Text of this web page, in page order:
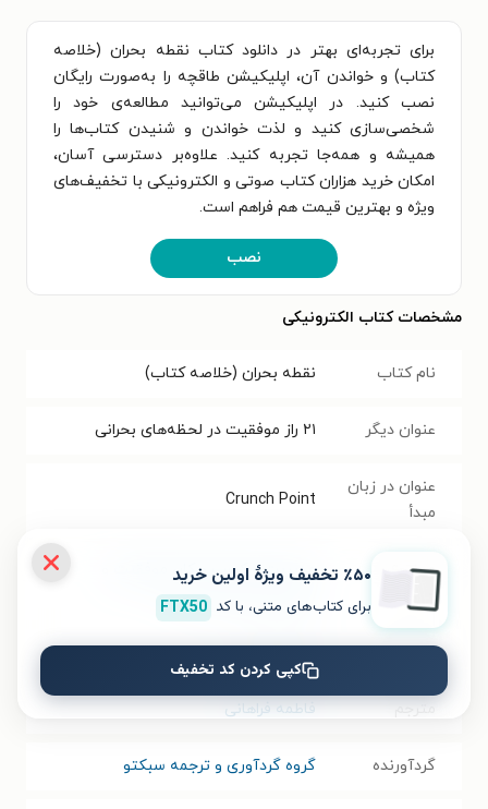
برای تجربه‌ای بهتر در دانلود کتاب نقطه بحران (خلاصه
کتاب) و خواندن آن، اپلیکیشن طاقچه را به‌صورت رایگان
نصب کنید. در اپلیکیشن می‌توانید مطالعه‌ی خود را
شخصی‌سازی کنید و لذت خواندن و شنیدن کتاب‌ها را
همیشه و همه‌جا تجربه کنید. علاوه‌بر دسترسی آسان،
امکان خرید هزاران کتاب صوتی و الکترونیکی با تخفیف‌های
ویژه و بهترین قیمت هم فراهم است.
نصب
مشخصات کتاب الکترونیکی
نام کتاب نقطه بحران (خلاصه کتاب)
عنوان دیگر ۲۱ راز موفقیت در لحظه‌های بحرانی
عنوان در زبان
مبدأ
Crunch Point
موضوع مدیریت و کسب و کار،
خلاصه کتاب
نویسنده برایان تریسی
فاطمه فراهانی
گردآورنده گروه گردآوری و ترجمه سبکتو
٪۵۰ تخفیف ویژۀ اولین خرید
برای کتاب‌های متنی، با کد FTX50
کپی کردن کد تخفیف